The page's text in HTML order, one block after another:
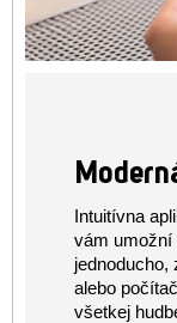
Intuitívna
vám umožní
jednoducho,
alebo
všetkej